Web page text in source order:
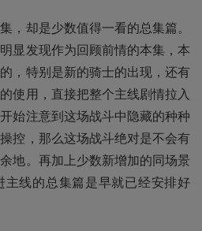
，却是少数值得一看的总集篇。
显发现作为回顾前情的本集，本
，特别是新的骑士的出现，还有
使用，直接把整个主线剧情拉入
始注意到这场战斗中隐藏的种种
控，那么这场战斗绝对是不会有
地。再加上少数新增加的同场景
主线的总集篇是早就已经安排好